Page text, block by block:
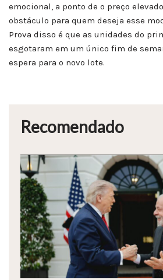
emocional, a ponto de o preço
obstáculo para quem deseja esse
Prova disso é que as unidades do
esgotaram em um único fim de
espera para o novo lote.
Recomendado